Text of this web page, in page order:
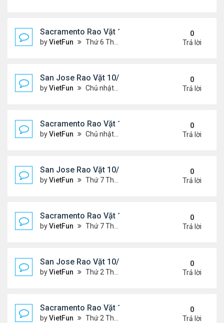
Sacramento Rao Vặt 11/5/21 - 11/12/21
byVietFun Thứ 6 Tháng 11 05, 2021 11:30 am
0
Trả lời
San Jose Rao Vặt 10/29/21 - 11/5/21
byVietFun Chủ nhật Tháng 10 31, 2021 12:19 pm
0
Trả lời
Sacramento Rao Vặt 10/29/21 - 11/5/21
byVietFun Chủ nhật Tháng 10 31, 2021 11:59 am
0
Trả lời
San Jose Rao Vặt 10/22/21 - 10/29/21
byVietFun Thứ 7 Tháng 10 23, 2021 8:17 am
0
Trả lời
Sacramento Rao Vặt 10/22/21 - 10/29/21
byVietFun Thứ 7 Tháng 10 23, 2021 8:10 am
0
Trả lời
San Jose Rao Vặt 10/15/21- 10/22/21
byVietFun Thứ 2 Tháng 10 18, 2021 9:32 pm
0
Trả lời
Sacramento Rao Vặt 10/15/21- 10/22/21
byVietFun Thứ 2 Tháng 10 18, 2021 9:26 pm
0
Trả lời